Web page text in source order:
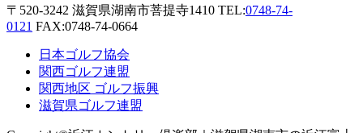
〒520-3242 滋賀県湖南市菩提寺1410 TEL:0748-74-
0121 FAX:0748-74-0664
日本ゴルフ協会
関西ゴルフ連盟
関西地区 ゴルフ振興
滋賀県ゴルフ連盟